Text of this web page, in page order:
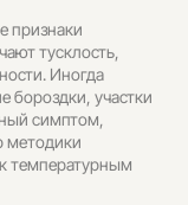
признаки
тусклость,
Иногда
бороздки, участки
симптом,
методики
температурным